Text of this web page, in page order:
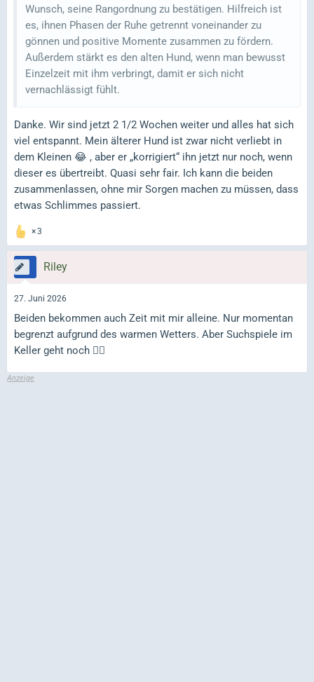
Wunsch, seine Rangordnung zu bestätigen. Hilfreich ist
es, ihnen Phasen der Ruhe getrennt voneinander zu
gönnen und positive Momente zusammen zu fördern.
Außerdem stärkt es den alten Hund, wenn man bewusst
Einzelzeit mit ihm verbringt, damit er sich nicht
vernachlässigt fühlt.
Danke. Wir sind jetzt 2 1/2 Wochen weiter und alles hat sich
viel entspannt. Mein älterer Hund ist zwar nicht verliebt in
dem Kleinen 😂 , aber er „korrigiert“ ihn jetzt nur noch, wenn
dieser es übertreibt. Quasi sehr fair. Ich kann die beiden
zusammenlassen, ohne mir Sorgen machen zu müssen, dass
etwas Schlimmes passiert.
3
Riley
27. Juni 2026
Beiden bekommen auch Zeit mit mir alleine. Nur momentan
begrenzt aufgrund des warmen Wetters. Aber Suchspiele im
Keller geht noch 👍🏻